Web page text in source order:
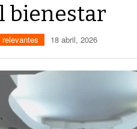
bienestar
relevantes 18 abril, 2026